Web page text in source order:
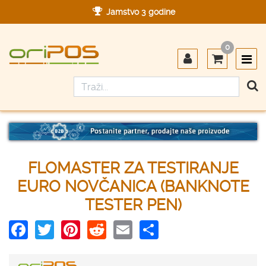
Jamstvo 3 godine
Designed in Germany
Made in Germany
0
FLOMASTER ZA TESTIRANJE
EURO NOVČANICA (BANKNOTE
TESTER PEN)
Facebook
TwitterPinterest
Reddit
Email